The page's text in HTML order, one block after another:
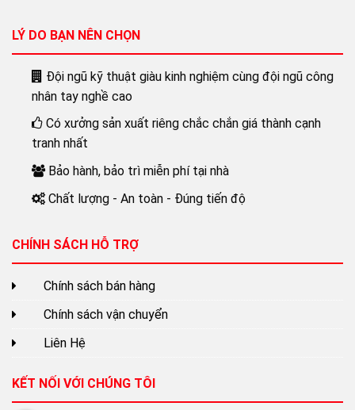
LÝ DO BẠN NÊN CHỌN
Đội ngũ kỹ thuật giàu kinh nghiệm cùng đội ngũ công
nhân tay nghề cao
Có xưởng sản xuất riêng chắc chắn giá thành cạnh
tranh nhất
Bảo hành, bảo trì miễn phí tại nhà
Chất lượng - An toàn - Đúng tiến độ
CHÍNH SÁCH HỖ TRỢ
Chính sách bán hàng
Chính sách vận chuyển
Liên Hệ
KẾT NỐI VỚI CHÚNG TÔI